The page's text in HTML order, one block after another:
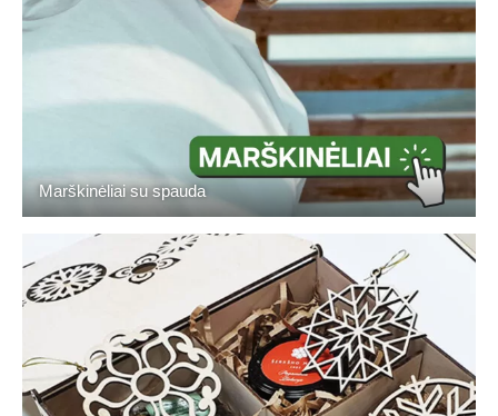
Marškinėliai su spauda